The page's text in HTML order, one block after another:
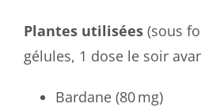
Plantes utilisées(sous
gélules, 1 dose le soir
Bardane (80 mg)